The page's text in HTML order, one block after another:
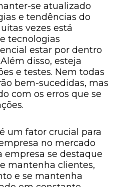
se atualizado
e tendências do
vezes está
tecnologias
estar por dentro
disso, esteja
e testes. Nem todas
bem-sucedidas, mas
com os erros que se
um fator crucial para
no mercado
empresa se destaque
mantenha clientes,
e se mantenha